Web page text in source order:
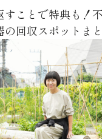
すことで特典も！
の回収スポットま